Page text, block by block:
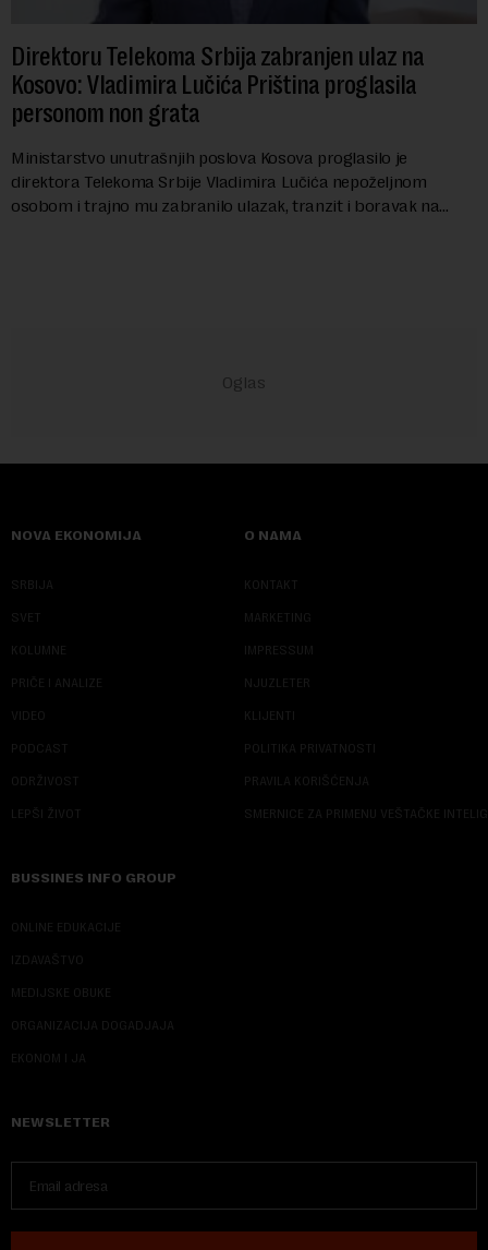
Direktoru Telekoma Srbija zabranjen ulaz na
Kosovo: Vladimira Lučića Priština proglasila
personom non grata
Ministarstvo unutrašnjih poslova Kosova proglasilo je
direktora Telekoma Srbije Vladimira Lučića nepoželjnom
osobom i trajno mu zabranilo ulazak, tranzit i boravak na
NOVA EKONOMIJA
SRBIJA
SVET
KOLUMNE
PRIČE I ANALIZE
VIDEO
PODCAST
ODRŽIVOST
LEPŠI ŽIVOT
O NAMA
KONTAKT
MARKETING
IMPRESSUM
NJUZLETER
KLIJENTI
POLITIKA PRIVATNOSTI
PRAVILA KORIŠĆENJA
SMERNICE ZA PRIMENU VEŠTAČKE
BUSSINES INFO GROUP
ONLINE EDUKACIJE
IZDAVAŠTVO
MEDIJSKE OBUKE
ORGANIZACIJA DOGADJAJA
EKONOM I JA
NEWSLETTER